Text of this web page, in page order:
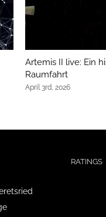
Artemis II live: Ein
Raumfahrt
April 3rd, 2026
RATINGS